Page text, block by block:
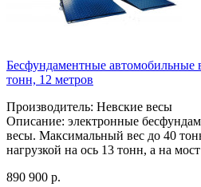
Бесфундаментные
тонн, 12 метров
Производитель: Невские весы
Описание: электронные
весы. Максимальный вес до 40
нагрузкой на ось 13 тонн, а на
890 900 р.